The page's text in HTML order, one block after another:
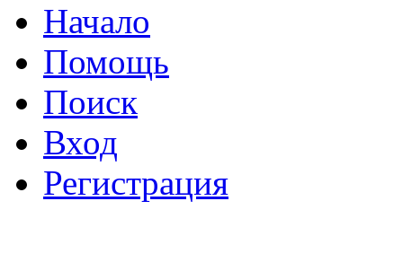
Начало
Помощь
Поиск
Вход
Регистрация